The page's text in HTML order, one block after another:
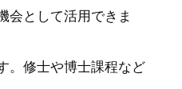
会として活用できま
。修士や博士課程など